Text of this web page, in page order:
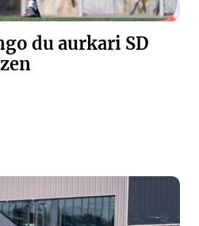
du aurkari SD